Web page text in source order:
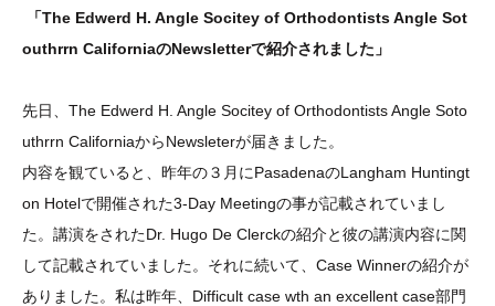
「The Edwerd H. Angle Socitey of Orthodontists Angle Sot
outhrrn CaliforniaのNewsletterで紹介されました」
先日、 The Edwerd H. Angle Socitey of Orthodontists Angle Soto
uthrrn CaliforniaからNewsleterが届きました。
内容を観ていると、昨年の３月にPasadenaのLangham Huntingt
on Hotelで開催された3-Day Meetingの事が記載されていまし
た。講演をされたDr. Hugo De Clerckの紹介と彼の講演内容に関
して記載されていました。それに続いて、Case Winnerの紹介が
ありました。私は昨年、Difficult case wth an excellent case部門